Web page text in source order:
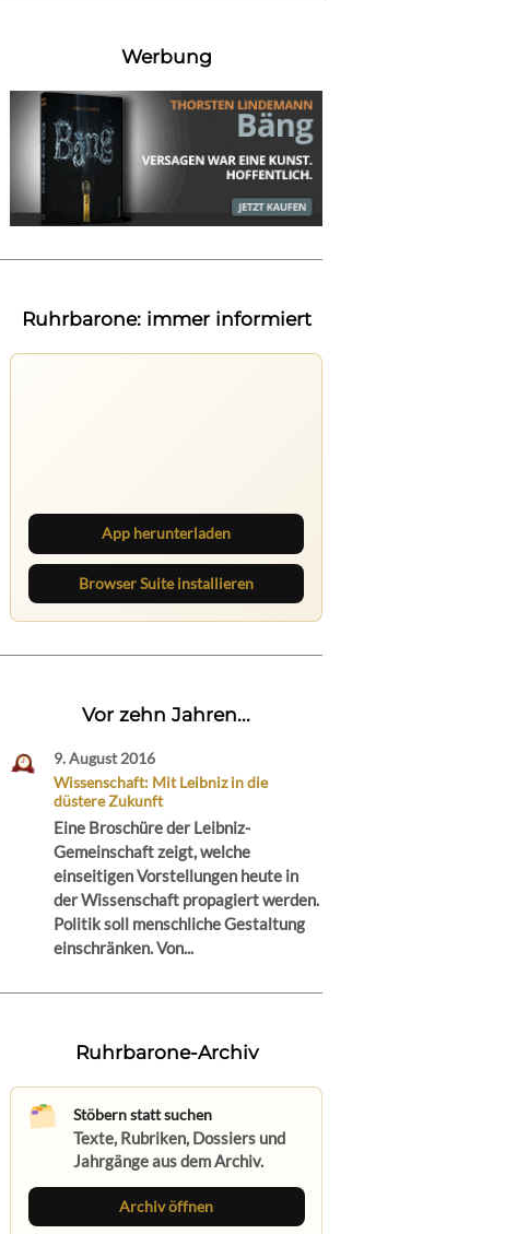
Werbung
Ruhrbarone: immer informiert
App herunterladen
Browser Suite installieren
Vor zehn Jahren...
9. August 2016
Wissenschaft: Mit Leibniz in die
düstere Zukunft
Eine Broschüre der Leibniz-
Gemeinschaft zeigt, welche
einseitigen Vorstellungen heute in
der Wissenschaft propagiert werden.
Politik soll menschliche Gestaltung
einschränken. Von...
Ruhrbarone-Archiv
Stöbern statt suchen
Texte, Rubriken, Dossiers und
Jahrgänge aus dem Archiv.
Archiv öffnen